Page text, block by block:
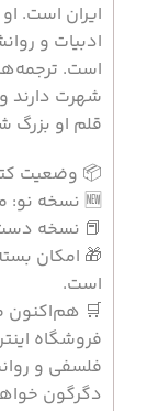
ایران است.
ادبیات و
است.
شهرت دارند
قلم او بزرگ
📦 وضعیت
🆕 نسخه نو: موجود ✔️
📕 نسخه
🎁 امکان
است.
🛒 هم‌اکنون
فروشگاه
فلسفی و
دگرگون